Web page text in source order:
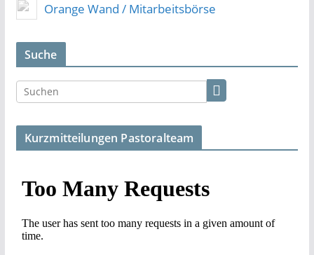
Orange Wand / Mitarbeitsbörse
Suche
Kurzmitteilungen Pastoralteam